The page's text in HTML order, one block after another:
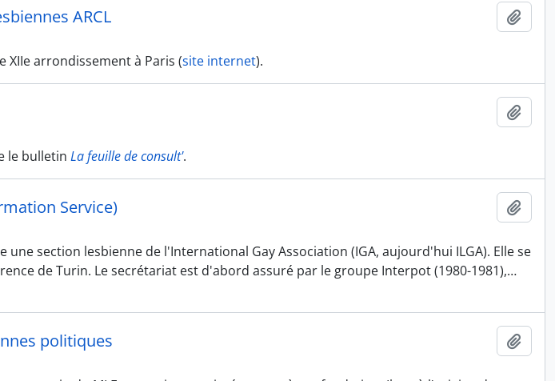
ARCL
XIIe arrondissement à Paris (site internet).
le bulletin La feuille de consult'.
Service)
section lesbienne de l'International Gay Association (IGA, aujourd'hui ILGA). Elle se
de Turin. Le secrétariat est d'abord assuré par le groupe Interpot (1980-1981),…
politiques